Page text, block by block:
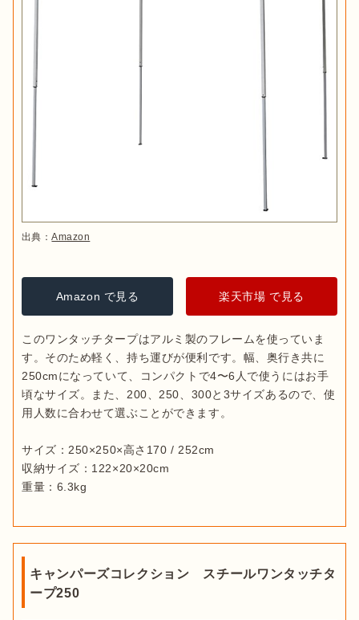
出典：Amazon
Amazon で見る 楽天市場 で見る
このワンタッチタープはアルミ製のフレームを使っていま
す。そのため軽く、持ち運びが便利です。幅、奥行き共に
250cmになっていて、コンパクトで4〜6人で使うにはお手
頃なサイズ。また、200、250、300と3サイズあるので、使
用人数に合わせて選ぶことができます。
サイズ：250×250×高さ170 / 252cm
収納サイズ：122×20×20cm
重量：6.3kg
キャンパーズコレクション スチールワンタッチタ
ープ250